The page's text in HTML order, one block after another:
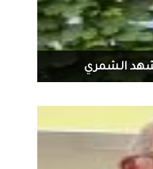
شهد الشمري